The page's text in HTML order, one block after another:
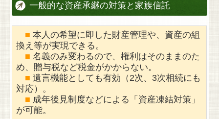
一般的な資産承継の対策と家族信託
■ 本人の希望に即した財産管理や、資産の組
換え等が実現できる。
■ 名義のみ変わるので、権利はそのままのた
め、贈与税など税金がかからない。
■ 遺言機能としても有効（2次、3次相続にも
対応）。
■ 成年後見制度などによる「資産凍結対策」
が可能。